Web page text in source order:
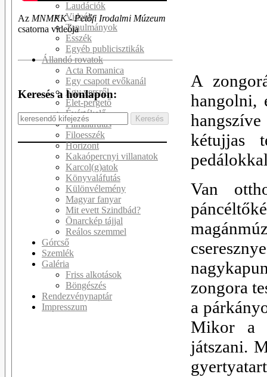
Laudációk
Videók
Tanulmányok
Esszék
Egyéb publicisztikák
Állandó rovatok
Acta Romanica
Egy csapott evőkanál
Egy versről
Élet-pergető
Évértékelő
Filmaláfutás
Filoesszék
Horizont
Kakaópercnyi villanatok
Karcol(g)atok
Könyvaláfutás
Különvélemény
Magyar fanyar
Mit evett Szindbád?
Önarckép tájjal
Reálos szemmel
Górcső
Szemlék
Galéria
Friss alkotások
Böngészés
Rendezvénynaptár
Impresszum
Az MNMKK - Petőfi Irodalmi Múzeum
csatorna videója
Keresés a honlapon:
A
hangolni,
kétujjas
Van
zongora
a
Mikor a
játszani.